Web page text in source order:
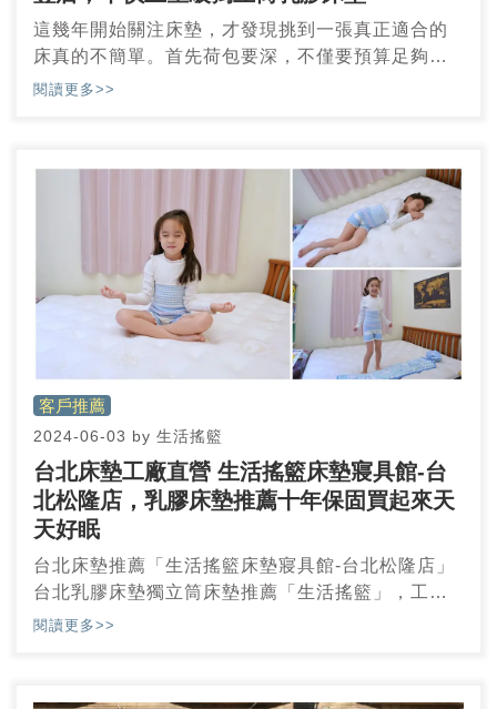
這幾年開始關注床墊，才發現挑到一張真正適合的
床真的不簡單。首先荷包要深，不僅要預算足夠，
還要遇到信譽良好的商家。若你也在找新竹床墊或
閱讀更多>>
客戶推薦
2024-06-03 by 生活搖籃
台北床墊工廠直營 生活搖籃床墊寢具館-台
北松隆店，乳膠床墊推薦十年保固買起來天
天好眠
台北床墊推薦「生活搖籃床墊寢具館-台北松隆店」
台北乳膠床墊獨立筒床墊推薦「生活搖籃」，工廠
直營床墊價錢公道透明，十年保固床墊買的安心睡
馬上下單，但店家服務人員完全不會給你購買壓
閱讀更多>>